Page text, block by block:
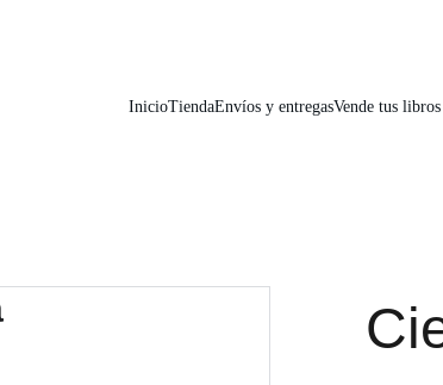
InicioTiendaEnvíos y entregasVende tus libros